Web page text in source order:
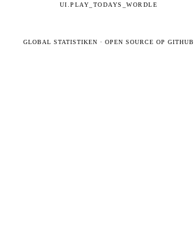
UI.PLAY_TODAYS_WORDLE
GLOBAL STATISTIKEN · OPEN SOURCE OP GITHUB